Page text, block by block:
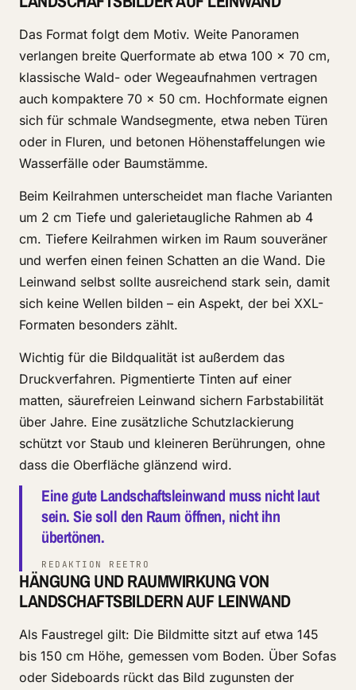
Das Format folgt dem Motiv. Weite Panoramen
verlangen breite Querformate ab etwa 100 × 70 cm,
klassische Wald- oder Wegeaufnahmen vertragen
auch kompaktere 70 × 50 cm. Hochformate eignen
sich für schmale Wandsegmente, etwa neben Türen
oder in Fluren, und betonen Höhenstaffelungen wie
Wasserfälle oder Baumstämme.
Beim Keilrahmen unterscheidet man flache Varianten
um 2 cm Tiefe und galerietaugliche Rahmen ab 4
cm. Tiefere Keilrahmen wirken im Raum souveräner
und werfen einen feinen Schatten an die Wand. Die
Leinwand selbst sollte ausreichend stark sein, damit
sich keine Wellen bilden – ein Aspekt, der bei XXL-
Formaten besonders zählt.
Wichtig für die Bildqualität ist außerdem das
Druckverfahren. Pigmentierte Tinten auf einer
matten, säurefreien Leinwand sichern Farbstabilität
über Jahre. Eine zusätzliche Schutzlackierung
schützt vor Staub und kleineren Berührungen, ohne
dass die Oberfläche glänzend wird.
Eine gute Landschaftsleinwand muss nicht laut
sein. Sie soll den Raum öffnen, nicht ihn
übertönen.
REDAKTION REETRO
HÄNGUNG UND RAUMWIRKUNG VON
LANDSCHAFTSBILDERN AUF LEINWAND
Als Faustregel gilt: Die Bildmitte sitzt auf etwa 145
bis 150 cm Höhe, gemessen vom Boden. Über Sofas
oder Sideboards rückt das Bild zugunsten der